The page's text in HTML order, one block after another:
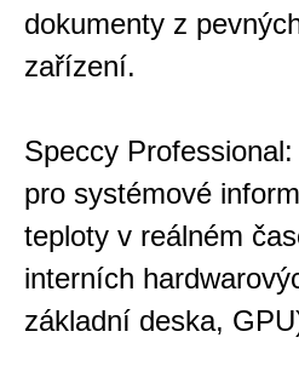
dokumenty z
zařízení.
Speccy
pro systémové
teploty v reálném
interních
základní deska,